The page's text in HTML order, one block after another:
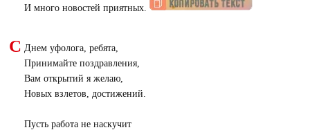
И много новостей приятных.
С Днем уфолога, ребята,
Принимайте поздравления,
Вам открытий я желаю,
Новых взлетов, достижений.
Пусть работа не наскучит